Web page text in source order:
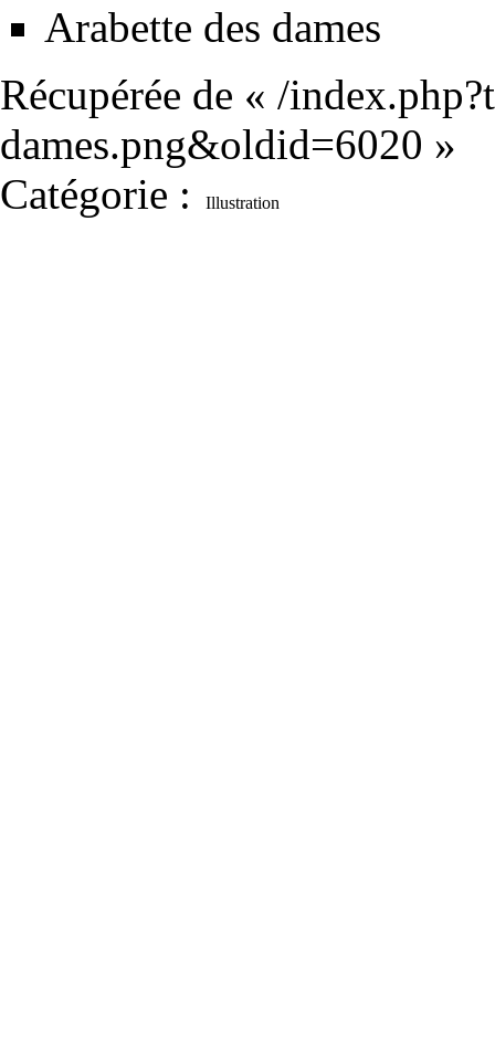
Arabette des dames
Récupérée de « /
dames.png&oldid=6020 »
Catégorie : Illustration